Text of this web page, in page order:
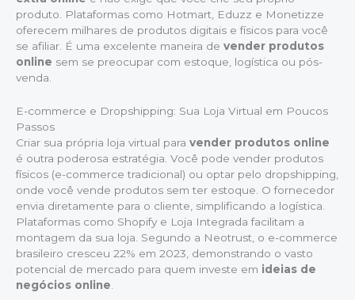
produto. Plataformas como Hotmart, Eduzz e Monetizze
oferecem milhares de produtos digitais e físicos para você
se afiliar. É uma excelente maneira de vender produtos
online sem se preocupar com estoque, logística ou pós-
venda.
E-commerce e Dropshipping: Sua Loja Virtual em Poucos
Passos
Criar sua própria loja virtual para vender produtos online
é outra poderosa estratégia. Você pode vender produtos
físicos (e-commerce tradicional) ou optar pelo dropshipping,
onde você vende produtos sem ter estoque. O fornecedor
envia diretamente para o cliente, simplificando a logística.
Plataformas como Shopify e Loja Integrada facilitam a
montagem da sua loja. Segundo a Neotrust, o e-commerce
brasileiro cresceu 22% em 2023, demonstrando o vasto
potencial de mercado para quem investe em ideias de
negócios online